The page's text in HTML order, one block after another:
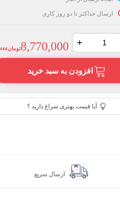
ارسال حداکثر تا دو روز کاری
+
8,770,000تومانءءء
افزودن به سبد خرید
آیا قیمت بهتری سراغ دارید ؟
ارسال سریع